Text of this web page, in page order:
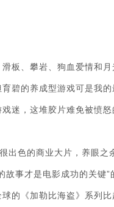
板、攀岩、狗血爱情和
碧的养成型游戏可是我
迷，这堆胶片难免被愤
色的商业大片，养眼之
事才是电影成功的关键
的《加勒比海盗》系列